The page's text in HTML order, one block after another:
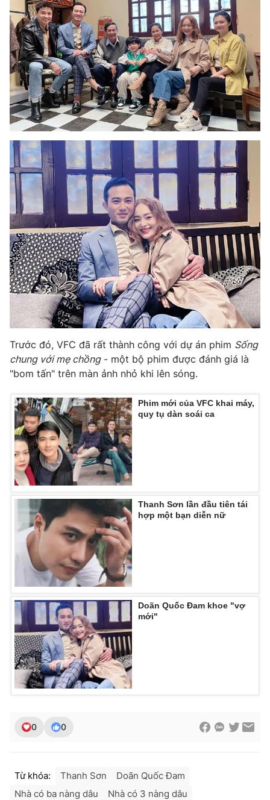
Trước đó, VFC đã rất thành công với dự án phim Sống
chung với mẹ chồng- một bộ phim được đánh giá là
"bom tấn" trên màn ảnh nhỏ khi lên sóng.
Phim mới của VFC khai máy,
quy tụ dàn soái ca
Thanh Sơn lần đầu tiên tái
hợp một bạn diễn nữ
Doãn Quốc Đam khoe "vợ
mới"
0 0
Từ khóa: Thanh Sơn
Doãn Quốc Đam
Nhà có ba nàng dâu
Nhà có 3 nàng dâu